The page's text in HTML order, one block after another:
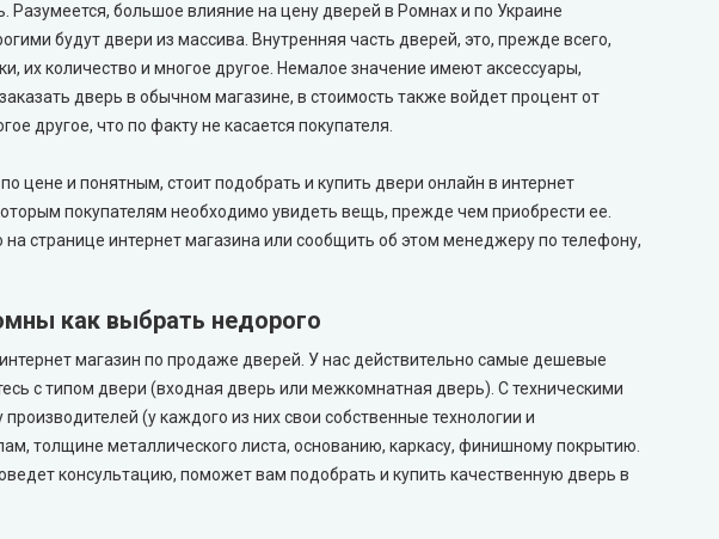
Разумеется, большое влияние на цену дверей в Ромнах и по Украине
будут двери из массива. Внутренняя часть дверей, это, прежде всего,
их количество и многое другое. Немалое значение имеют аксессуары,
дверь в обычном магазине, в стоимость также войдет процент от
другое, что по факту не касается покупателя.
цене и понятным, стоит подобрать и купить двери онлайн в интернет
покупателям необходимо увидеть вещь, прежде чем приобрести ее.
странице интернет магазина или сообщить об этом менеджеру по телефону,
как выбрать недорого
магазин по продаже дверей. У нас действительно самые дешевые
с типом двери (входная дверь или межкомнатная дверь). С техническими
(у каждого из них свои собственные технологии и
толщине металлического листа, основанию, каркасу, финишному покрытию.
консультацию, поможет вам подобрать и купить качественную дверь в